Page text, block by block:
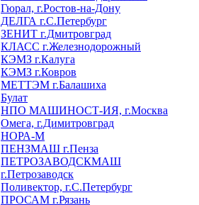
Гюрал, г.Ростов-на-Дону
ДЕЛГА г.С.Петербург
ЗЕНИТ г.Дмитровград
КЛАСС г.Железнодорожный
КЭМЗ г.Калуга
КЭМЗ г.Ковров
МЕТТЭМ г.Балашиха
Булат
НПО МАШИНОСТ-ИЯ, г.Москва
Омега, г.Димитровград
НОРА-М
ПЕНЗМАШ г.Пенза
ПЕТРОЗАВОДСКМАШ
г.Петрозаводск
Поливектор, г.С.Петербург
ПРОСАМ г.Рязань